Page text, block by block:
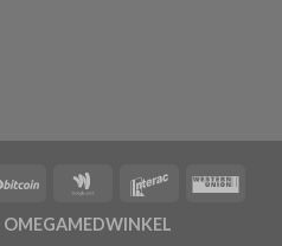
OMEGAMEDWINKEL